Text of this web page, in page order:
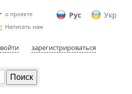
Рус Укр
о проекте
Написать нам
войти зарегистрироваться